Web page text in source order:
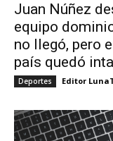
Juan Núñez
equipo
no llegó, pero
país quedó
Deportes Editor